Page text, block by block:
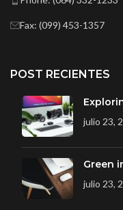
Fax: (099) 453-1357
POST RECIENTES
julio 23,
Green
julio 23,